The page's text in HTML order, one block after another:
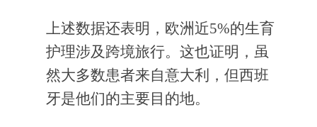
上述数据还表明，欧洲近5%的生育
护理涉及跨境旅行。这也证明，虽
然大多数患者来自意大利，但西班
牙是他们的主要目的地。